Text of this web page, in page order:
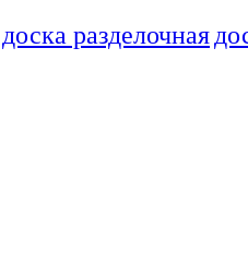
доска разделочная